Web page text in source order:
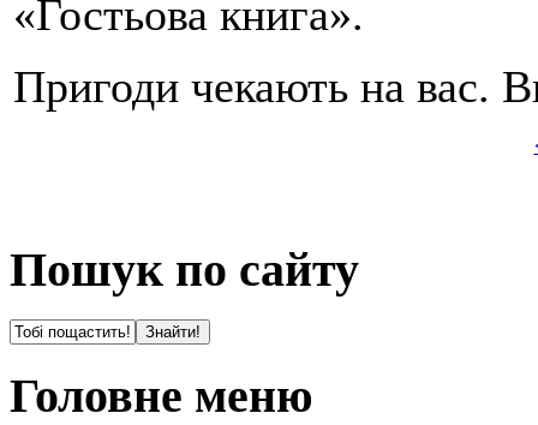
«Гостьова книга».
Пригоди чекають на вас.
Пошук по сайту
Головне меню